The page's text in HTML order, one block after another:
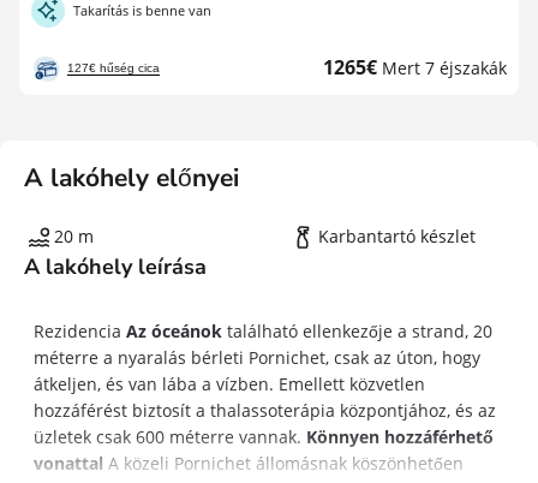
Takarítás is benne van
127€ hűség cica
Új
1265€ Mert 7 éjszakák
A lakóhely előnyei
20 m Karbantartó készlet
A lakóhely leírása
Rezidencia Az óceánok található ellenkezője a strand, 20
méterre a nyaralás bérleti Pornichet, csak az úton, hogy
átkeljen, és van lába a vízben. Emellett közvetlen
hozzáférést biztosít a thalassoterápia központjához, és az
üzletek csak 600 méterre vannak. Könnyen hozzáférhető
vonattal A közeli Pornichet állomásnak köszönhetően